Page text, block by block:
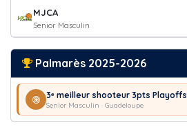
MJCA
Senior Masculin
Palmarès 2025-2026
3ᵉ meilleur shooteur 3pts Playoffs
Senior Masculin · Guadeloupe